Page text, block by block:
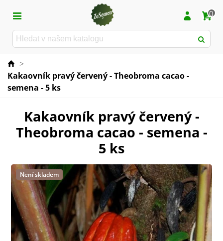
0
>
Kakaovník pravý červený - Theobroma cacao -
semena - 5 ks
Kakaovník pravý červený -
Theobroma cacao - semena -
5 ks
Není skladem